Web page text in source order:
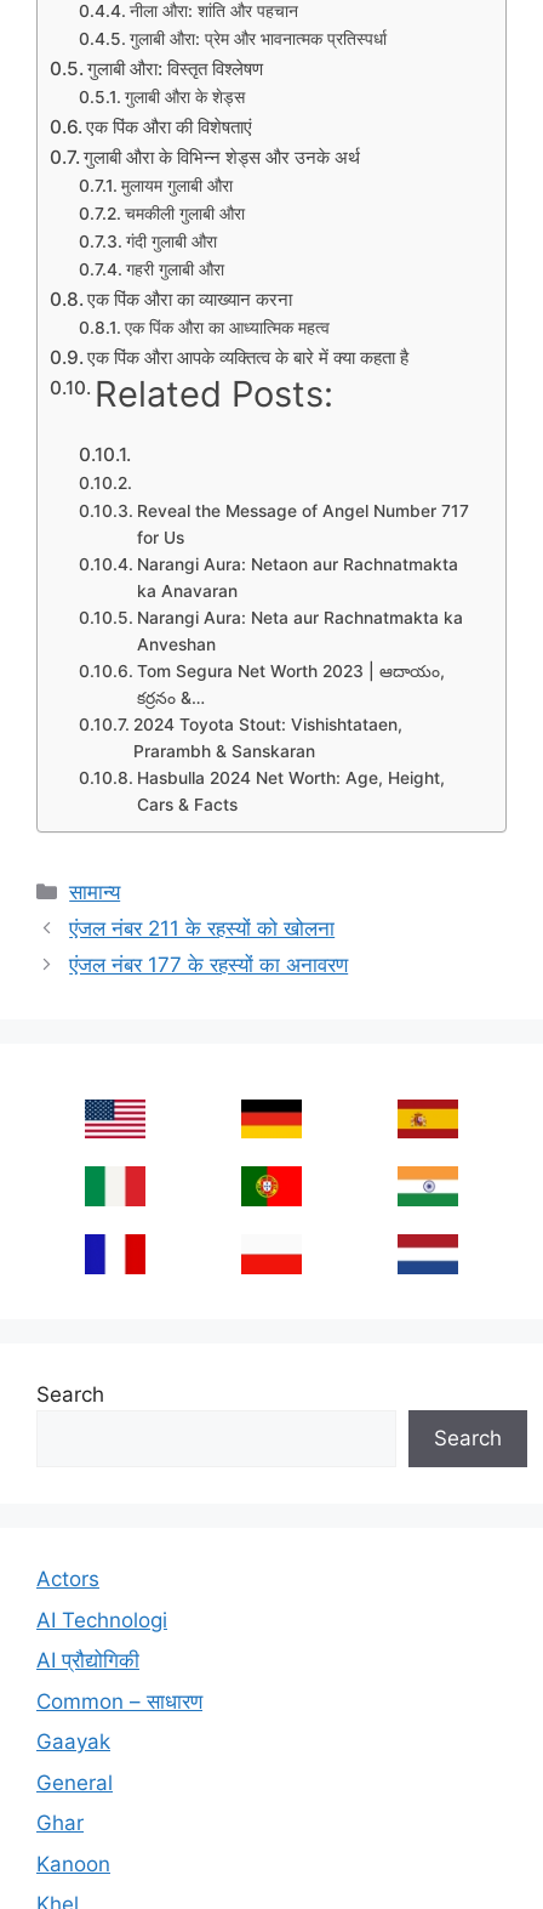
नीला औरा: शांति और पहचान
गुलाबी औरा: प्रेम और भावनात्मक प्रतिस्पर्धा
गुलाबी औरा: विस्तृत विश्लेषण
गुलाबी औरा के शेड्स
एक पिंक औरा की विशेषताएं
गुलाबी औरा के विभिन्न शेड्स और उनके अर्थ
मुलायम गुलाबी औरा
चमकीली गुलाबी औरा
गंदी गुलाबी औरा
गहरी गुलाबी औरा
एक पिंक औरा का व्याख्यान करना
एक पिंक औरा का आध्यात्मिक महत्व
एक पिंक औरा आपके व्यक्तित्व के बारे में क्या कहता है
Related Posts:
Reveal the Message of Angel Number 717
for Us
Narangi Aura: Netaon aur Rachnatmakta
ka Anavaran
Narangi Aura: Neta aur Rachnatmakta ka
Anveshan
Tom Segura Net Worth 2023 | ఆదాయం,
కర్రనం &…
2024 Toyota Stout: Vishishtataen,
Prarambh & Sanskaran
Hasbulla 2024 Net Worth: Age, Height,
Cars & Facts
Categories
सामान्य
एंजल नंबर 211 के रहस्यों को खोलना
एंजल नंबर 177 के रहस्यों का अनावरण
Search
Search
Actors
AI Technologi
AI प्रौद्योगिकी
Common – साधारण
Gaayak
General
Ghar
Kanoon